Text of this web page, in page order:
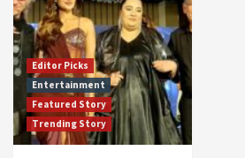
Editor Picks
Entertainment
Featured Story
Trending Story